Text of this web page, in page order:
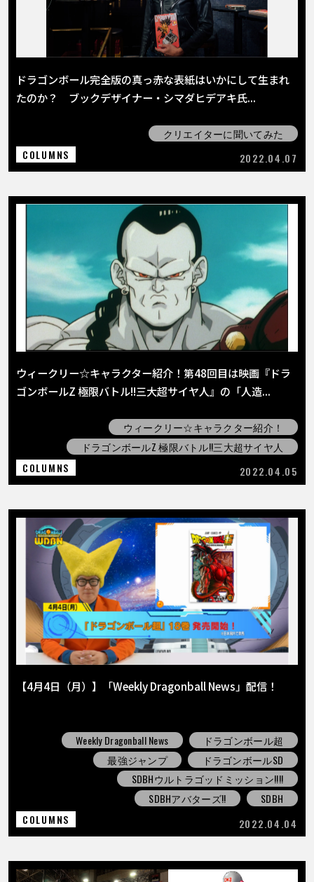
ドラゴンボール完全版の真っ赤な表紙はいかにして生まれ
たのか？ ブックデザイナー・シマダヒデアキ氏...
クリエイターに聞いてみた
COLUMNS
2022.04.07
ウィークリー☆キャラクター紹介！第48回目は映画『ドラ
ゴンボールZ 極限バトル!!三大超サイヤ人』の「人造...
ウィークリー☆キャラクター紹介！
ドラゴンボールZ 極限バトル!!三大超サイヤ人
COLUMNS
2022.04.05
【4月4日（月）】「Weekly Dragonball News」配信！
Weekly Dragonball News
ドラゴンボール超
最強ジャンプ
ドラゴンボールSD
SDBHウルトラゴッドミッション!!!!
SDBHアバターズ!!
SDBH
COLUMNS
2022.04.04